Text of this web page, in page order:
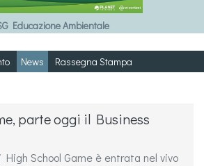
Educazione Ambientale
News Rassegna Stampa
parte oggi il Business
School Game è entrata nel vivo